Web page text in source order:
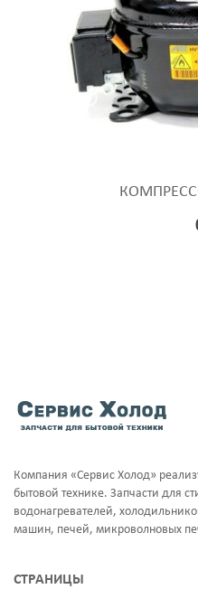
Компания «Сервис Холод»
бытовой технике. Запчасти для
водонагревателей,
машин, печей, микроволновых
СТРАНИЦЫ